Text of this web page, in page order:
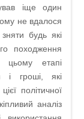
іще один
не вдалося
будь які
походження
етапі
і гроші, які
політичної
аналіз